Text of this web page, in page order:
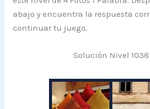
abajo y encuentra la respuesta
continuar tu juego.
Solución Nivel 1038